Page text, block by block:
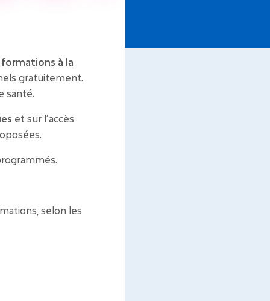
formations à la
gratuitement.
santé.
et sur l’accès
selon les